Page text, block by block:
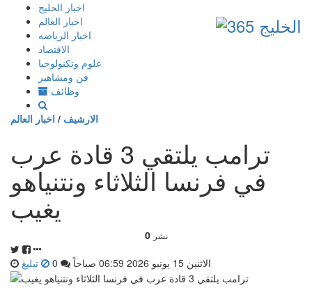
إذهب
المحتوى
اخبار الخليج
اخبار العالم
اخبار الرياضه
الاقتصاد
علوم وتكنولوجيا
فن ومشاهير
وظائف
الارشيف / اخبار العالم
ترامب يلتقي 3 قادة عرب
في فرنسا الثلاثاء ونتنياهو
يغيب
0 نشر
الاثنين 15 يونيو 2026 06:59 صباحاً تبليغ